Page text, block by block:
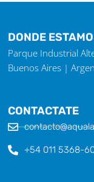
DONDE
Parque Industrial
Buenos Aires |
CONTACTATE
+54 011 5368-